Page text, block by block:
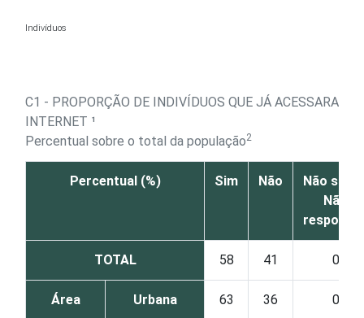
Indivíduos
C1 - PROPORÇÃO DE INDIVÍDUOS QUE JÁ ACESSARAM A
INTERNET ¹
Percentual sobre o total da população2
Percentual (%) Sim Não
Não sabe
Não
TOTAL 58 41 0
Área Urbana 63 36 0